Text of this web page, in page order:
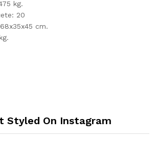
kg.
20
cm.
Styled On Instagram